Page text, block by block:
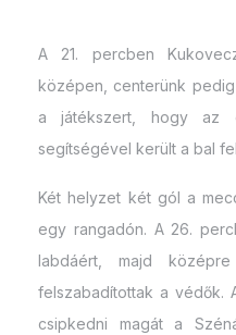
A 21. percben
középen, centerünk
a játékszert, hogy az
segítségével került a bal
Két helyzet két gól a
egy rangadón. A 26.
labdáért, majd
felszabadítottak a védők.
csipkedni magát a